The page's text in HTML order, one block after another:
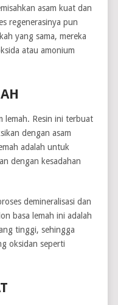
asam kuat dan
regenerasinya pun
yang sama, mereka
atau amonium
lemah. Resin ini terbuat
dengan asam
adalah untuk
dengan kesadahan
demineralisasi dan
basa lemah ini adalah
tinggi, sehingga
oksidan seperti